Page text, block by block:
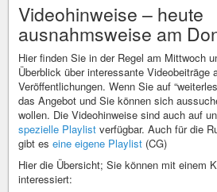
Videohinweise – heute
ausnahmsweise am
Hier finden Sie in der Regel am Mittwoch
Überblick über interessante Videobeiträge
Veröffentlichungen. Wenn Sie auf
das Angebot und Sie können sich
wollen. Die Videohinweise sind auch auf
spezielle Playlist verfügbar. Auch für die
gibt es eine eigene Playlist (CG)
Hier die Übersicht; Sie können mit einem
interessiert: